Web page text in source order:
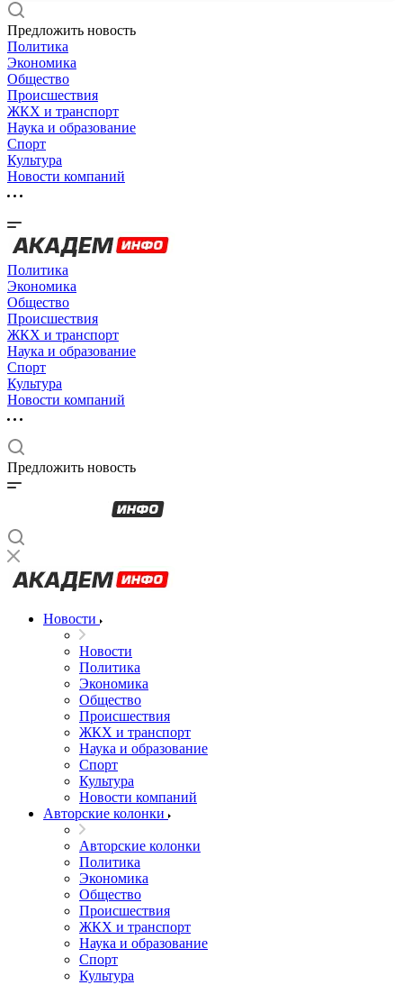
Предложить новость
Политика
Экономика
Общество
Происшествия
ЖКХ и транспорт
Наука и образование
Спорт
Культура
Новости компаний
Политика
Экономика
Общество
Происшествия
ЖКХ и транспорт
Наука и образование
Спорт
Культура
Новости компаний
Предложить новость
Новости
Новости
Политика
Экономика
Общество
Происшествия
ЖКХ и транспорт
Наука и образование
Спорт
Культура
Новости компаний
Авторские колонки
Авторские колонки
Политика
Экономика
Общество
Происшествия
ЖКХ и транспорт
Наука и образование
Спорт
Культура